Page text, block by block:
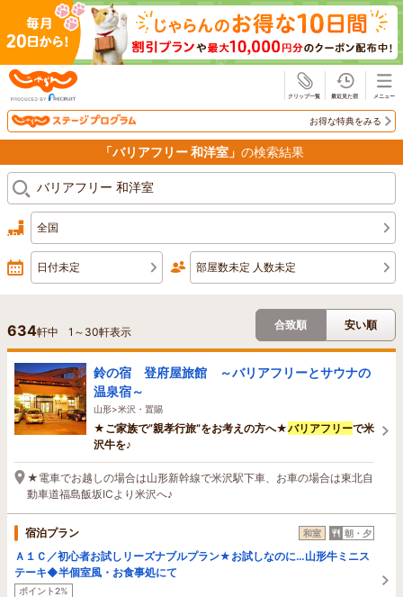
お得な特典をみる
「バリアフリー 和洋室」 の検索結果
全国
日付未定 部屋数未定 人数未定
634軒中 1 ～ 30軒表示
合致順 安い順
鈴の宿 登府屋旅館 ～バリアフリーとサウナの
温泉宿～
山形>米沢・置賜
★ご家族で”親孝行旅”をお考えの方へ★バリアフリーで米
沢牛を♪
★電車でお越しの場合は山形新幹線で米沢駅下車、お車の場合は東北自
動車道福島飯坂ICより米沢へ♪
宿泊プラン 和室 朝・夕
Ａ１Ｃ／初心者お試しリーズナブルプラン★お試しなのに…山形牛ミニス
テーキ◆半個室風・お食事処にて
ポイント2%